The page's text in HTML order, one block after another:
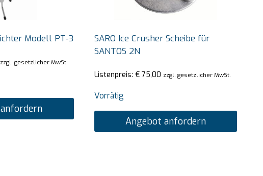
Modell PT-3
zzgl. gesetzlicher MwSt.
SARO Ice Crusher Scheibe für
SANTOS 2N
Listenpreis: €75,00 zzgl. gesetzlicher MwSt.
Vorrätig
Angebot anfordern